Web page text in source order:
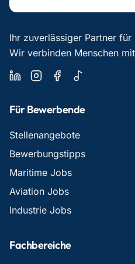
Ihr zuverlässiger Partner
Wir verbinden Menschen
Für Bewerbende
Stellenangebote
Bewerbungstipps
Maritime Jobs
Aviation Jobs
Industrie Jobs
Fachbereiche